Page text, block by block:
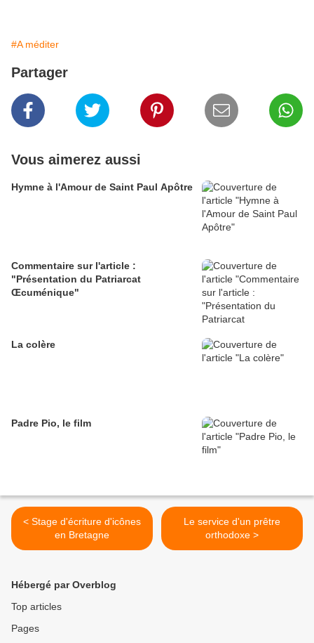
#A méditer
Partager
Vous aimerez aussi
Hymne à l'Amour de Saint Paul Apôtre
Commentaire sur l'article :
"Présentation du Patriarcat
Œcuménique"
La colère
Padre Pio, le film
< Stage d'écriture d'icônes
en Bretagne
Le service d'un prêtre
orthodoxe >
Hébergé par Overblog
Top articles
Pages